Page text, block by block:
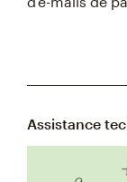
Assistance